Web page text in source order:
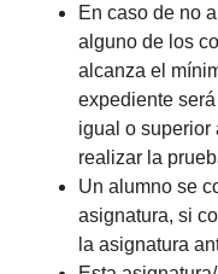
En caso de no
alguno de los
alcanza el
expediente
igual o superior
realizar la
Un alumno se
asignatura, si
la asignatura